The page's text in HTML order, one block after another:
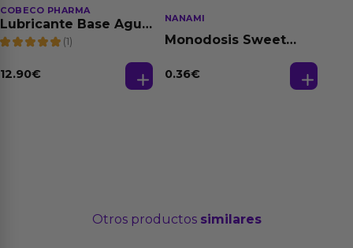
COBECO PHARMA
Lubricante Base Agua
100% Natural 125 ml
(1)
12.90€
NANAMI
Monodosis Sweet
0.36€
Otros productos similares